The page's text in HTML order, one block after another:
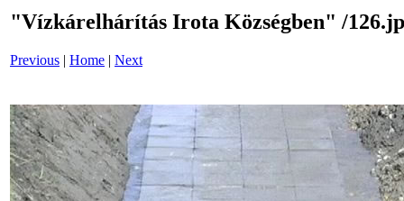
"Vízkárelhárítás Irota Községben" /
Previous | Home | Next